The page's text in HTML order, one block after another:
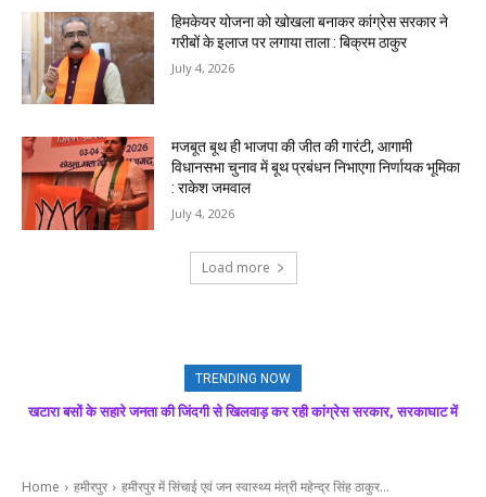
हिमकेयर योजना को खोखला बनाकर कांग्रेस सरकार ने
गरीबों के इलाज पर लगाया ताला : बिक्रम ठाकुर
July 4, 2026
मजबूत बूथ ही भाजपा की जीत की गारंटी, आगामी
विधानसभा चुनाव में बूथ प्रबंधन निभाएगा निर्णायक भूमिका
: राकेश जमवाल
July 4, 2026
Load more